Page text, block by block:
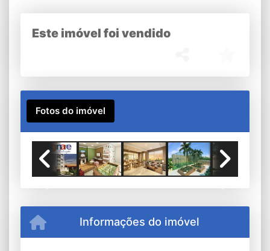
Este imóvel foi vendido
Fotos do imóvel
Informações do imóvel